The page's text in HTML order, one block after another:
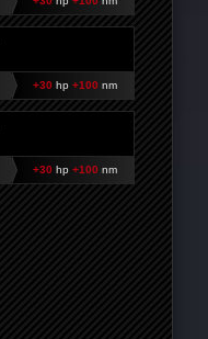
+30 hp +100 nm
+30 hp +100 nm